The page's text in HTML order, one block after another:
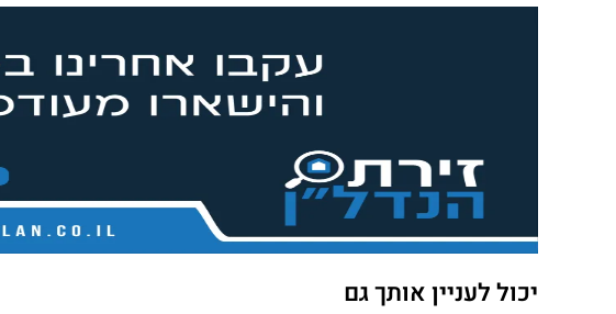
יכול לעניין אותך גם